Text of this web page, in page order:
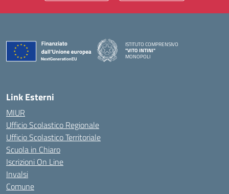
ISTITUTO COMPRENSIVO
"VITO INTINI"
MONOPOLI
Link Esterni
MIUR
Ufficio Scolastico Regionale
Ufficio Scolastico Territoriale
Scuola in Chiaro
Iscrizioni On Line
Invalsi
Comune